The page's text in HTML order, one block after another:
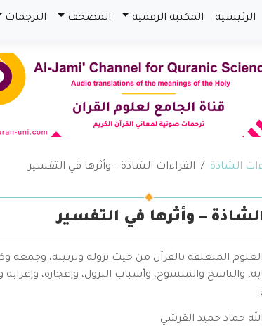
الرئيسية المكتبة الرقمية المصحف الترجمات
الشاذة القراءات الشاذة – وأثرها في التفسير
– وأثرها في التفسير
المتعلقة بالقرآن من حيث نزوله وترتيبه، وجمعه
والناسخ والمنسوخ، وأسباب النزول، وإعجازه،
حماد حميد القرشي